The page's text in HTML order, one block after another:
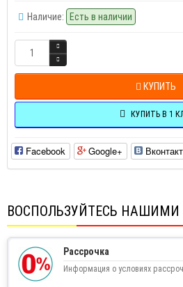
Наличие: Есть в наличии
КУПИТЬ
КУПИТЬ В 1
Facebook Google+
ВОСПОЛЬЗУЙТЕСЬ НАШИМИ
Рассрочка
Информация о условиях